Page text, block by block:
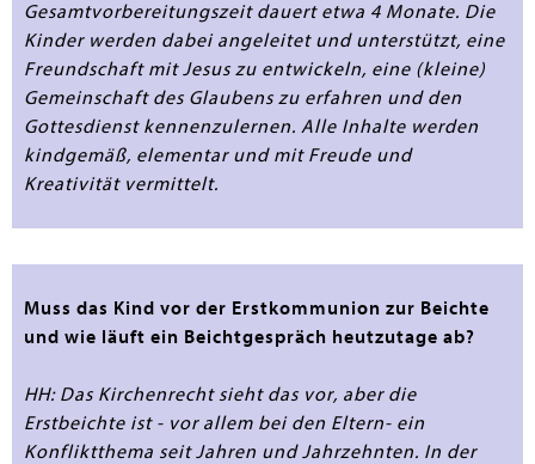
Gesamtvorbereitungszeit dauert etwa 4 Monate. Die
Kinder werden dabei angeleitet und unterstützt, eine
Freundschaft mit Jesus zu entwickeln, eine (kleine)
Gemeinschaft des Glaubens zu erfahren und den
Gottesdienst kennenzulernen. Alle Inhalte werden
kindgemäß, elementar und mit Freude und
Kreativität vermittelt.
Muss das Kind vor der Erstkommunion zur Beichte
und wie läuft ein Beichtgespräch heutzutage ab?
HH: Das Kirchenrecht sieht das vor, aber die
Erstbeichte ist - vor allem bei den Eltern- ein
Konfliktthema seit Jahren und Jahrzehnten. In der